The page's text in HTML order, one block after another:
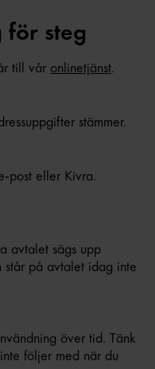
för steg
till vår onlinetjänst.
stämmer.
eller Kivra.
avtalet sägs upp
står på avtalet idag inte
över tid. Tänk
följer med när du